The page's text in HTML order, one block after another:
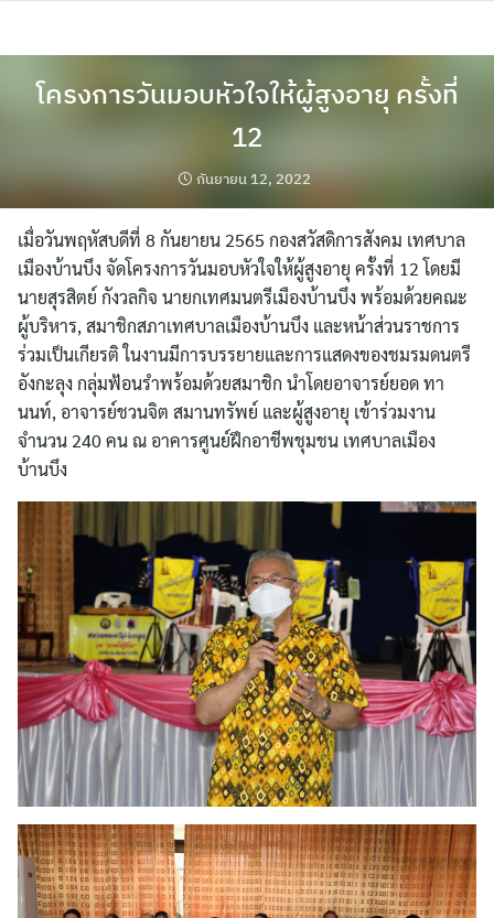
โครงการวันมอบหัวใจให้ผู้สูงอายุ ครั้งที่
12
กันยายน 12, 2022
เมื่อวันพฤหัสบดีที่ 8 กันยายน 2565 กองสวัสดิการสังคม เทศบาล
เมืองบ้านบึง จัดโครงการวันมอบหัวใจให้ผู้สูงอายุ ครั้งที่ 12 โดยมี
นายสุรสิตย์ กังวลกิจ นายกเทศมนตรีเมืองบ้านบึง พร้อมด้วยคณะ
ผู้บริหาร, สมาชิกสภาเทศบาลเมืองบ้านบึง และหน้าส่วนราชการ
ร่วมเป็นเกียรติ ในงานมีการบรรยายและการแสดงของชมรมดนตรี
อังกะลุง กลุ่มฟ้อนรำพร้อมด้วยสมาชิก นำโดยอาจารย์ยอด ทา
นนท์, อาจารย์ชวนจิต สมานทรัพย์ และผู้สูงอายุ เข้าร่วมงาน
จำนวน 240 คน ณ อาคารศูนย์ฝึกอาชีพชุมชน เทศบาลเมือง
บ้านบึง